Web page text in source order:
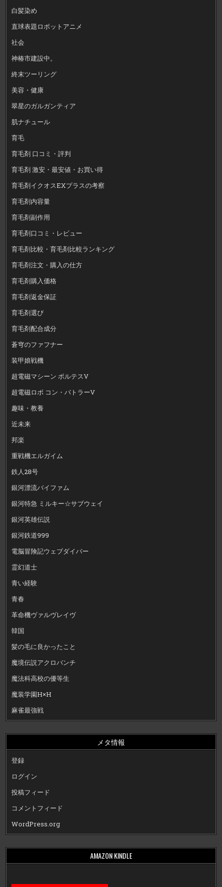
白髪染め
直球表題ロボットアニメ
社会
神椿市建設中。
終末ツーリング
美容・健康
翠星のガルガンティア
肌ナチュール
育毛
育毛剤 口コミ・評判
育毛剤 激安・最安値・お買い得
育毛剤イクオスEXプラスの考察
育毛剤内容量
育毛剤副作用
育毛剤口コミ・レビュー
育毛剤比較・育毛剤比較ランキング
育毛剤注文・購入の仕方
育毛剤購入価格
育毛剤返金保証
育毛剤選び
育毛剤配合成分
蒼穹のファフナー
装甲娘戦機
超電磁マシーン ボルテスV
超電磁ロボ コン・バトラーV
趣味・教養
近未来
邦楽
重戦機エルガイム
鉄人28号
銀河漂流バイファム
銀河特急 ミルキー☆サブウェイ
銀河英雄伝説
銀河鉄道999
電脳冒険記ウェブダイバー
霊幻道士
青い経験
青春
革命機ヴァルヴレイヴ
韓国
髪の毛に良かったこと
魔境伝説アクロバンチ
魔法科高校の優等生
魔装学園H×H
麻雀最強戦
メタ情報
登録
ログイン
投稿フィード
コメントフィード
WordPress.org
AMAZON KINDLE